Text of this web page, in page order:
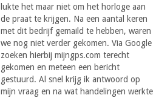
lukte het maar niet om het horloge aan
de praat te krijgen. Na een aantal keren
met dit bedrijf gemaild te hebben, waren
we nog niet verder gekomen. Via Google
zoeken hierbij mijngps.com terecht
gekomen en meteen een bericht
gestuurd. Al snel krijg ik antwoord op
mijn vraag en na wat handelingen werkte